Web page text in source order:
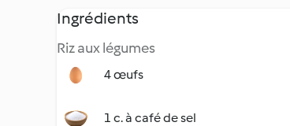
Ingrédients
Riz aux légumes
4 œufs
1 c. à café de sel